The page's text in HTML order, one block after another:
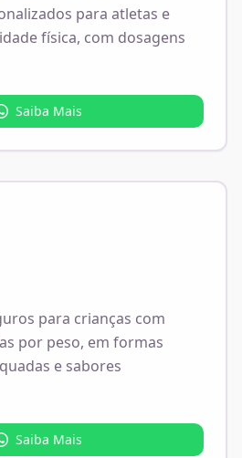
para atletas e
física, com dosagens
Saiba Mais
para crianças com
por peso, em formas
e sabores
Saiba Mais